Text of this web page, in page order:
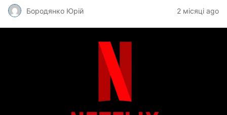
Бородянко Юрій 2 місяці ago